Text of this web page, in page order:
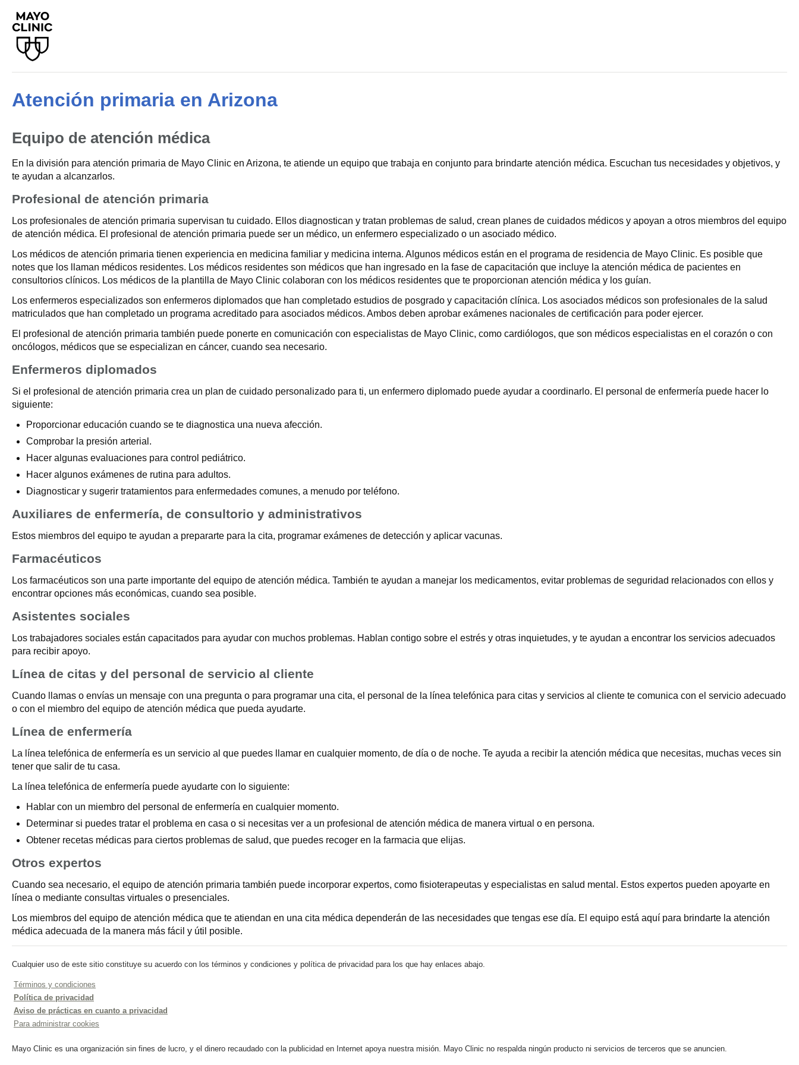
Atención primaria en Arizona
Equipo de atención médica
En la división para atención primaria de Mayo Clinic en Arizona, te atiende un equipo que trabaja en conjunto para brindarte atención médica. Escuchan tus necesidades y objetivos, y
te ayudan a alcanzarlos.
Profesional de atención primaria
Los profesionales de atención primaria supervisan tu cuidado. Ellos diagnostican y tratan problemas de salud, crean planes de cuidados médicos y apoyan a otros miembros del equipo
de atención médica. El profesional de atención primaria puede ser un médico, un enfermero especializado o un asociado médico.
Los médicos de atención primaria tienen experiencia en medicina familiar y medicina interna. Algunos médicos están en el programa de residencia de Mayo Clinic. Es posible que
notes que los llaman médicos residentes. Los médicos residentes son médicos que han ingresado en la fase de capacitación que incluye la atención médica de pacientes en
consultorios clínicos. Los médicos de la plantilla de Mayo Clinic colaboran con los médicos residentes que te proporcionan atención médica y los guían.
Los enfermeros especializados son enfermeros diplomados que han completado estudios de posgrado y capacitación clínica. Los asociados médicos son profesionales de la salud
matriculados que han completado un programa acreditado para asociados médicos. Ambos deben aprobar exámenes nacionales de certificación para poder ejercer.
El profesional de atención primaria también puede ponerte en comunicación con especialistas de Mayo Clinic, como cardiólogos, que son médicos especialistas en el corazón o con
oncólogos, médicos que se especializan en cáncer, cuando sea necesario.
Enfermeros diplomados
Si el profesional de atención primaria crea un plan de cuidado personalizado para ti, un enfermero diplomado puede ayudar a coordinarlo. El personal de enfermería puede hacer lo
siguiente:
Proporcionar educación cuando se te diagnostica una nueva afección.
Comprobar la presión arterial.
Hacer algunas evaluaciones para control pediátrico.
Hacer algunos exámenes de rutina para adultos.
Diagnosticar y sugerir tratamientos para enfermedades comunes, a menudo por teléfono.
Auxiliares de enfermería, de consultorio y administrativos
Estos miembros del equipo te ayudan a prepararte para la cita, programar exámenes de detección y aplicar vacunas.
Farmacéuticos
Los farmacéuticos son una parte importante del equipo de atención médica. También te ayudan a manejar los medicamentos, evitar problemas de seguridad relacionados con ellos y
encontrar opciones más económicas, cuando sea posible.
Asistentes sociales
Los trabajadores sociales están capacitados para ayudar con muchos problemas. Hablan contigo sobre el estrés y otras inquietudes, y te ayudan a encontrar los servicios adecuados
para recibir apoyo.
Línea de citas y del personal de servicio al cliente
Cuando llamas o envías un mensaje con una pregunta o para programar una cita, el personal de la línea telefónica para citas y servicios al cliente te comunica con el servicio adecuado
o con el miembro del equipo de atención médica que pueda ayudarte.
Línea de enfermería
La línea telefónica de enfermería es un servicio al que puedes llamar en cualquier momento, de día o de noche. Te ayuda a recibir la atención médica que necesitas, muchas veces sin
tener que salir de tu casa.
La línea telefónica de enfermería puede ayudarte con lo siguiente:
Hablar con un miembro del personal de enfermería en cualquier momento.
Determinar si puedes tratar el problema en casa o si necesitas ver a un profesional de atención médica de manera virtual o en persona.
Obtener recetas médicas para ciertos problemas de salud, que puedes recoger en la farmacia que elijas.
Otros expertos
Cuando sea necesario, el equipo de atención primaria también puede incorporar expertos, como fisioterapeutas y especialistas en salud mental. Estos expertos pueden apoyarte en
línea o mediante consultas virtuales o presenciales.
Los miembros del equipo de atención médica que te atiendan en una cita médica dependerán de las necesidades que tengas ese día. El equipo está aquí para brindarte la atención
médica adecuada de la manera más fácil y útil posible.
Cualquier uso de este sitio constituye su acuerdo con los términos y condiciones y política de privacidad para los que hay enlaces abajo.
Términos y condiciones
Política de privacidad
Aviso de prácticas en cuanto a privacidad
Para administrar cookies
Mayo Clinic es una organización sin fines de lucro, y el dinero recaudado con la publicidad en Internet apoya nuestra misión. Mayo Clinic no respalda ningún producto ni servicios de terceros que se anuncien.